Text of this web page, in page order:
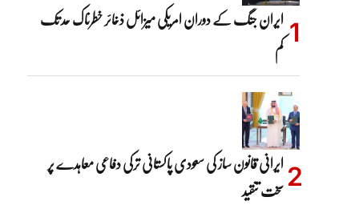
ایران جنگ کے دوران امریکی میزائل ذخائر خطرناک حد تک
کم
ایرانی قانون ساز کی سعودی پاکستانی ترکی دفاعی معاہدے پر
سخت تنقید